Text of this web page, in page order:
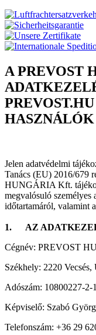
A PREVOST
HASZNÁLÓK
Jelen adatvédelmi
Tanács (EU) 2016/679
HUNGÁRIA Kft.
megvalósuló személyes
időtartamáról, valamint
1. AZ
Cégnév: PREVOST
Székhely: 2220
Adószám: 10800227-2-
Képviselő: Szabó
Telefonszám: +36 29